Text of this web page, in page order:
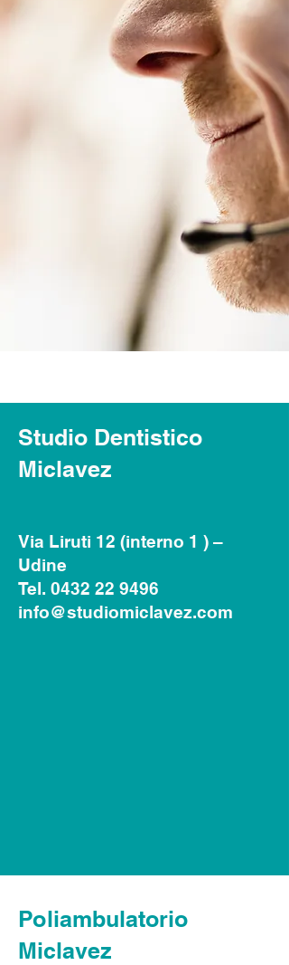
Studio Dentistico
Miclavez
Via Liruti 12 (interno 1 ) –
Udine
Tel. 0432 22 9496
info@studiomiclavez.com
Poliambulatorio
Miclavez